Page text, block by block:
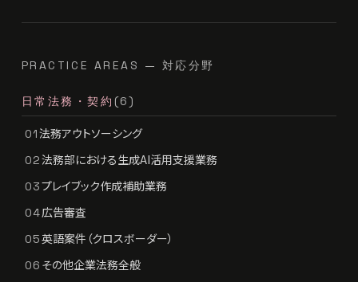
PRACTICE AREAS — 対応分野
日常法務・契約 (6)
01法務アウトソーシング
02法務部における生成AI活用支援業務
03プレイブック作成補助業務
04広告審査
05英語案件（クロスボーダー）
06 その他企業法務全般